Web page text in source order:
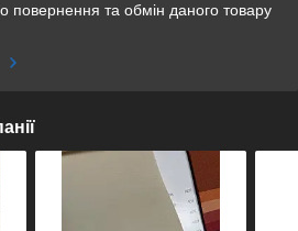
повернення та обмін даного товару